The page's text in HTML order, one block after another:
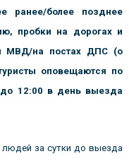
ранее/более позднее
пробки на дорогах и
МВД/на постах ДПС (о
оповещаются по
12:00 в день выезда
за сутки до выезда